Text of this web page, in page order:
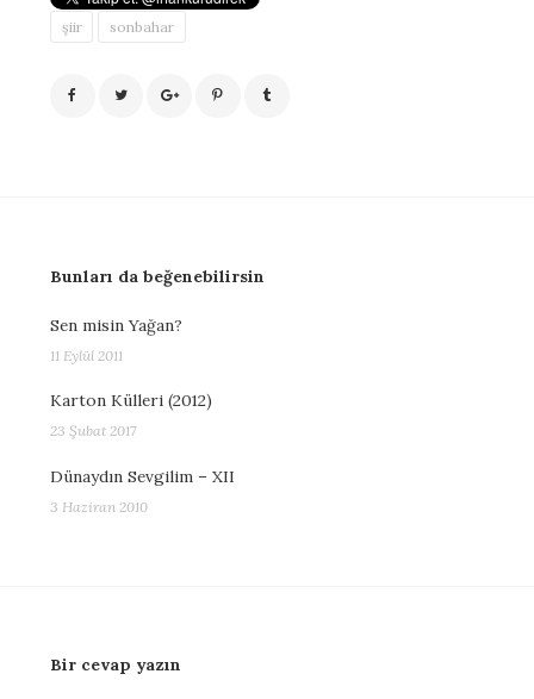
şiir sonbahar
Bunları da beğenebilirsin
Sen misin Yağan?
11 Eylül 2011
Karton Külleri (2012)
23 Şubat 2017
Dünaydın Sevgilim – XII
3 Haziran 2010
Bir cevap yazın